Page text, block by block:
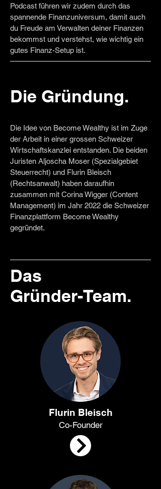
Podcast führen wir zudem durch das
spannende Finanzuniversum, damit auch
du Freude am Verwalten deiner Finanzen
bekommst und verstehst, wie wichtig ein
gutes Finanz-Setup ist.
Die Gründung.
Die Idee von Become Wealthy ist im Zuge
der Arbeit in einer grossen Schweizer
Wirtschaftskanzlei entstanden. Die beiden
Juristen Aljoscha Moser (Spezialgebiet
Steuerrecht) und Flurin Bleisch
(Rechtsanwalt) haben daraufhin
zusammen mit Corina Wigger (Content
Management) im Jahr 2022 die Schweizer
Finanzplattform Become Wealthy
gegründet.
Das
Gründer-Team.
Flurin Bleisch
Co-Founder